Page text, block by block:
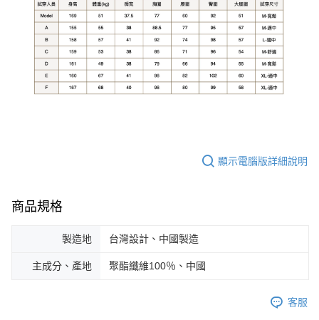
顯示電腦版詳細說明
商品規格
製造地 台灣設計、中國製造
主成分、產地 聚酯纖維100％、中國
客服